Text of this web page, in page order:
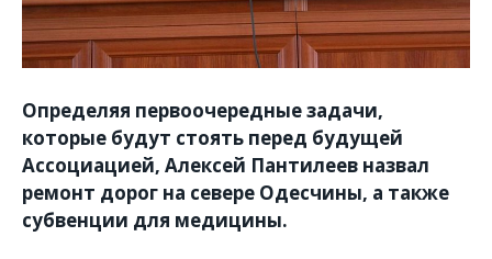
Определяя первоочередные задачи,
которые будут стоять перед будущей
Ассоциацией, Алексей Пантилеев назвал
ремонт дорог на севере Одесчины, а также
субвенции для медицины.